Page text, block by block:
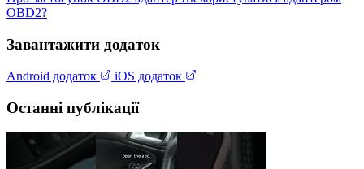
OBD2?
Завантажити додаток
Android додаток iOS додаток
Останні публікації